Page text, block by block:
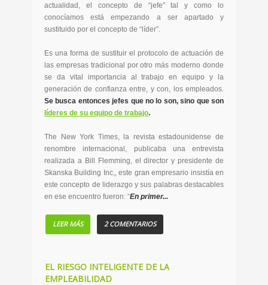
actualidad, el concepto de “jefe” tal y como lo
conocíamos está empezando a ser apartado y
sustituido por el concepto de “líder”.
Es una forma de sustituir el protocolo de actuación de
las empresas tradicional por otro más moderno donde
se da vital importancia al trabajo en equipo y la
generación de confianza entre, y con, los empleados.
Se busca entonces jefes que no lo son, sino que son
líderes de su equipo de trabajo.
The New York Times, la revista estadounidense de
renombre internacional, publicaba una entrevista
realizada a Bill Flemming, el director y presidente de
Skanska Building Inc,, este gran empresario insistía en
este concepto de liderazgo y sus palabras destacables
en ese encuentro fueron: “En primer...
LEER MÁS 2 COMENTARIOS
EL RIESGO INTELIGENTE DE LA
EMPLEABILIDAD